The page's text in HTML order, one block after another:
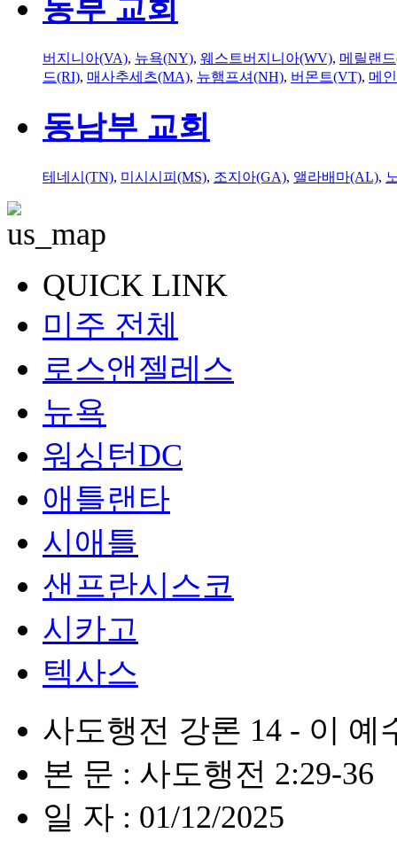
동부 교회
버지니아(VA), 뉴욕(NY), 웨스트버지니아(WV), 메릴랜
드(RI), 매사추세츠(MA), 뉴햄프셔(NH), 버몬트(VT), 메
동남부 교회
테네시(TN), 미시시피(MS), 조지아(GA), 앨라배마(AL),
QUICK LINK
미주 전체
로스앤젤레스
뉴욕
워싱턴DC
애틀랜타
시애틀
샌프란시스코
시카고
텍사스
사도행전 강론 14 - 이 예
본 문 : 사도행전 2:29-36
일 자 : 01/12/2025